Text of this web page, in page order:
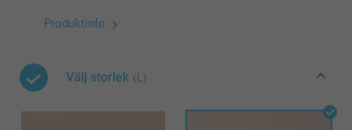
Produktinfo
Välj storlek (L)